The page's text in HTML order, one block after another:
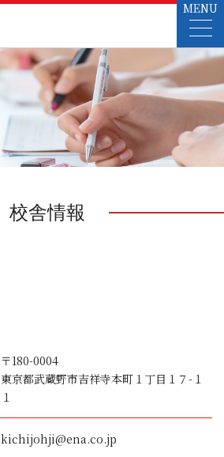
MENU
校舎情報
〒180-0004
東京都武蔵野市吉祥寺本町１丁目１７-１
１
kichijohji@ena.co.jp